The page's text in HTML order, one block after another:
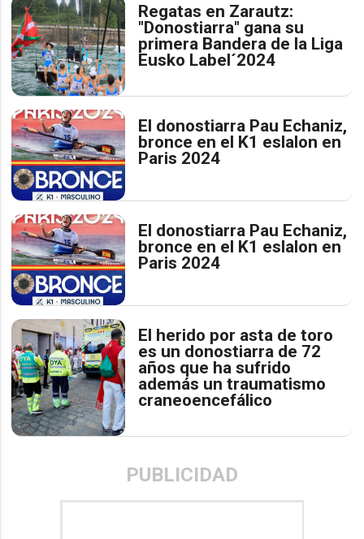
Regatas en Zarautz:
"Donostiarra" gana su
primera Bandera de la Liga
Eusko Label´2024
El donostiarra Pau Echaniz,
bronce en el K1 eslalon en
Paris 2024
El donostiarra Pau Echaniz,
bronce en el K1 eslalon en
Paris 2024
El herido por asta de toro
es un donostiarra de 72
años que ha sufrido
además un traumatismo
craneoencefálico
PUBLICIDAD